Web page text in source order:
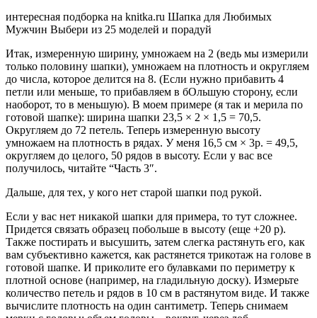
интересная подборка на knitka.ru Шапка для Любимых
Мужчин Выбери из 25 моделей и порадуй
Итак, измеренную ширину, умножаем на 2 (ведь мы измерили
только половину шапки), умножаем на плотность и округляем
до числа, которое делится на 8. (Если нужно прибавить 4
петли или меньше, то прибавляем в бОльшую сторону, если
наоборот, то в меньшую). В моем примере (я так и мерила по
готовой шапке): ширина шапки 23,5 × 2 × 1,5 = 70,5.
Округляем до 72 петель. Теперь измеренную высоту
умножаем на плотность в рядах. У меня 16,5 см × 3р. = 49,5,
округляем до целого, 50 рядов в высоту. Если у вас все
получилось, читайте “Часть 3″.
Дальше, для тех, у кого нет старой шапки под рукой.
Если у вас нет никакой шапки для примера, то тут сложнее.
Придется связать образец побольше в высоту (еще +20 р).
Также постирать и высушить, затем слегка растянуть его, как
вам субъективно кажется, как растянется трикотаж на голове в
готовой шапке. И приколите его булавками по периметру к
плотной основе (например, на гладильную доску). Измерьте
количество петель и рядов в 10 см в растянутом виде. И также
вычислите плотность на один сантиметр. Теперь снимаем